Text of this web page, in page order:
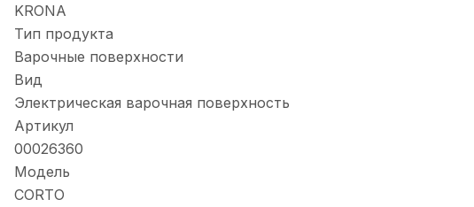
KRONA
Тип продукта
Варочные поверхности
Вид
Электрическая варочная поверхность
Артикул
00026360
Модель
CORTO